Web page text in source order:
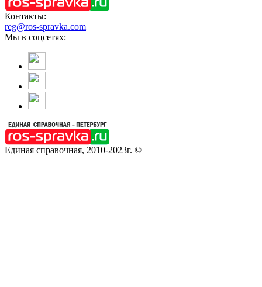
Контакты:
reg@ros-spravka.com
Мы в соцсетях:
Единая справочная, 2010-2023г. ©